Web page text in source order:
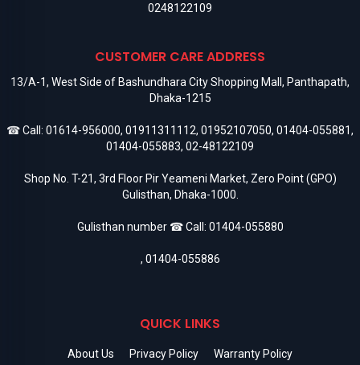
0248122109
CUSTOMER CARE ADDRESS
13/A-1, West Side of Bashundhara City Shopping Mall, Panthapath,
Dhaka-1215
☎ Call: 01614-956000, 01911311112, 01952107050, 01404-055881,
01404-055883, 02-48122109
Shop No. T-21, 3rd Floor Pir Yeameni Market, Zero Point (GPO)
Gulisthan, Dhaka-1000.
Gulisthan number ☎ Call: 01404-055880
, 01404-055886
QUICK LINKS
About Us Privacy Policy
Warranty Policy